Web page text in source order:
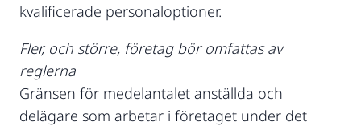
kvalificerade personaloptioner.
Fler, och större, företag bör omfattas av
reglerna
Gränsen för medelantalet anställda och
delägare som arbetar i företaget under det